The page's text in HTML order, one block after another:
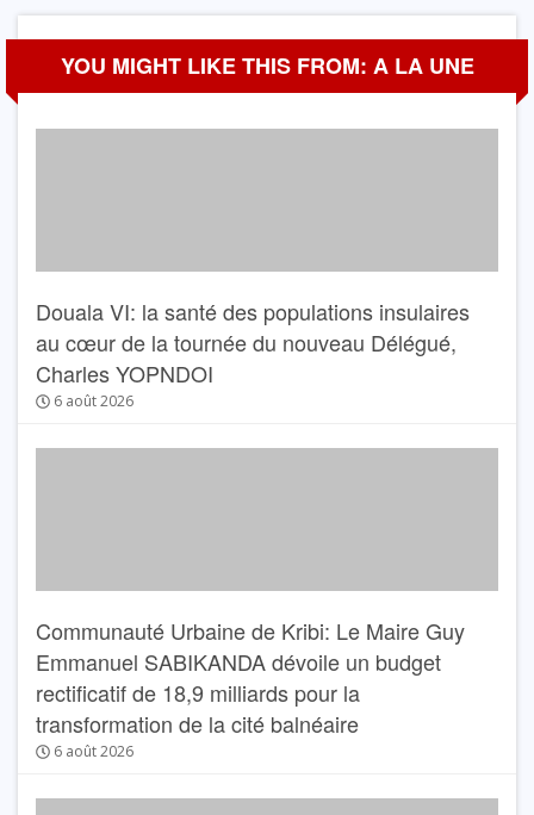
YOU MIGHT LIKE THIS FROM: A LA UNE
Douala VI: la santé des populations insulaires
au cœur de la tournée du nouveau Délégué,
Charles YOPNDOI
6 août 2026
Communauté Urbaine de Kribi: Le Maire Guy
Emmanuel SABIKANDA dévoile un budget
rectificatif de 18,9 milliards pour la
transformation de la cité balnéaire
6 août 2026